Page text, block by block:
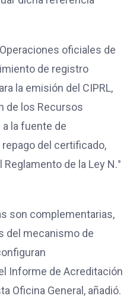
oficiales de
de registro
la emisión del CIPRL,
de los Recursos
la fuente de
del certificado,
de la Ley N.°
son complementarias,
del mecanismo de
Informe de Acreditación
Oficina General, añadió.